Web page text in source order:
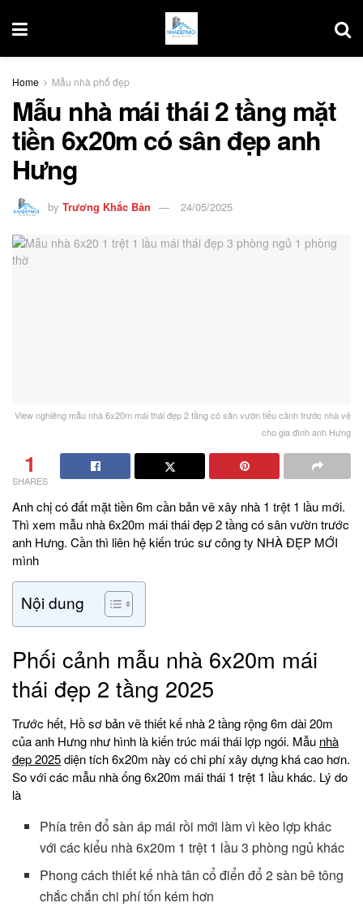
Home Mẫu nhà phố đẹp
Mẫu nhà mái thái 2 tầng mặt
tiền 6x20m có sân đẹp anh
Hưng
by Trương Khắc Bản 24/05/2025
View nghiêng mẫu nhà 6x20m mái thái đẹp 2 tầng có sân vườn tiểu cảnh trước nhà vẽ
cho gia đình anh Hưng
1
SHARES
Anh chị có đất mặt tiền 6m cần bản vẽ xây nhà 1 trệt 1 lầu mới.
Thì xem mẫu nhà 6x20m mái thái đẹp 2 tầng có sân vườn trước
anh Hưng. Cần thì liên hệ kiến trúc sư công ty NHÀ ĐẸP MỚI
mình
Nội dung
Phối cảnh mẫu nhà 6x20m mái
thái đẹp 2 tầng 2025
Trước hết, Hồ sơ bản vẽ thiết kế nhà 2 tầng rộng 6m dài 20m
của anh Hưng như hình là kiến trúc mái thái lợp ngói. Mẫu nhà
đẹp 2025diện tích 6x20m này có chi phí xây dựng khá cao hơn.
So với các mẫu nhà ống 6x20m mái thái 1 trệt 1 lầu khác. Lý do
là
Phía trên đổ sàn áp mái rồi mới làm vì kèo lợp khác
với các kiểu nhà 6x20m 1 trệt 1 lầu 3 phòng ngủ khác
Phong cách thiết kế nhà tân cổ điển đổ 2 sàn bê tông
chắc chắn chi phí tốn kém hơn